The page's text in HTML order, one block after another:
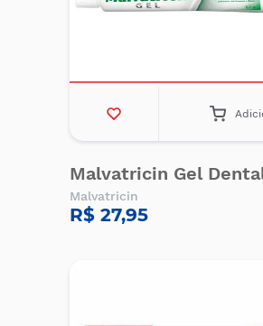
Malvatricin Gel
Malvatricin
R$ 27,95